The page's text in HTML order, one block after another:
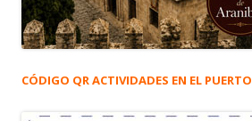
CÓDIGO QR ACTIVIDADES EN EL PUERTO